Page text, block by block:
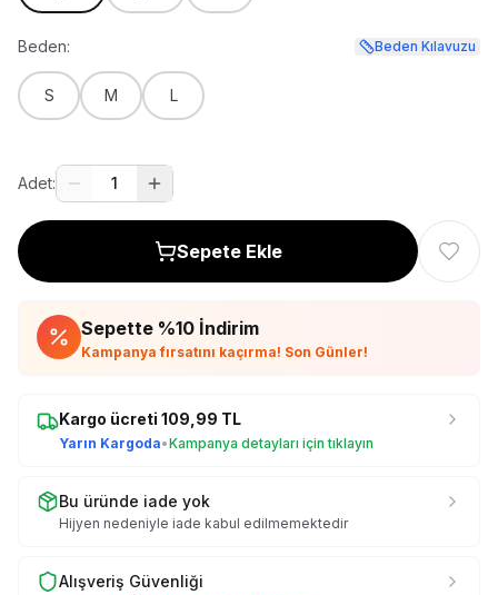
Beden: Beden Kılavuzu
S M L
Adet: 1
Sepete Ekle
Sepette %10 İndirim
Kampanya fırsatını kaçırma! Son Günler!
Kargo ücreti 109,99 TL
Yarın Kargoda•Kampanya detayları için tıklayın
Bu üründe iade yok
Hijyen nedeniyle iade kabul edilmemektedir
Alışveriş Güvenliği